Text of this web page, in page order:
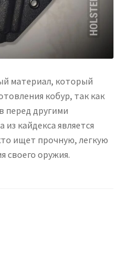
материал, который
кобур, так как
перед другими
кайдекса является
ищет прочную, легкую
своего оружия.